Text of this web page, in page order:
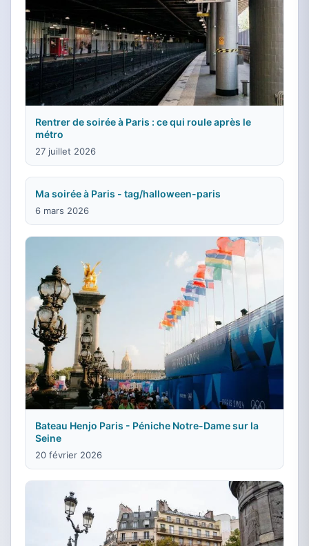
Rentrer de soirée à Paris : ce qui roule après le
métro
27 juillet 2026
Ma soirée à Paris - tag/halloween-paris
6 mars 2026
Bateau Henjo Paris - Péniche Notre-Dame sur la
Seine
20 février 2026